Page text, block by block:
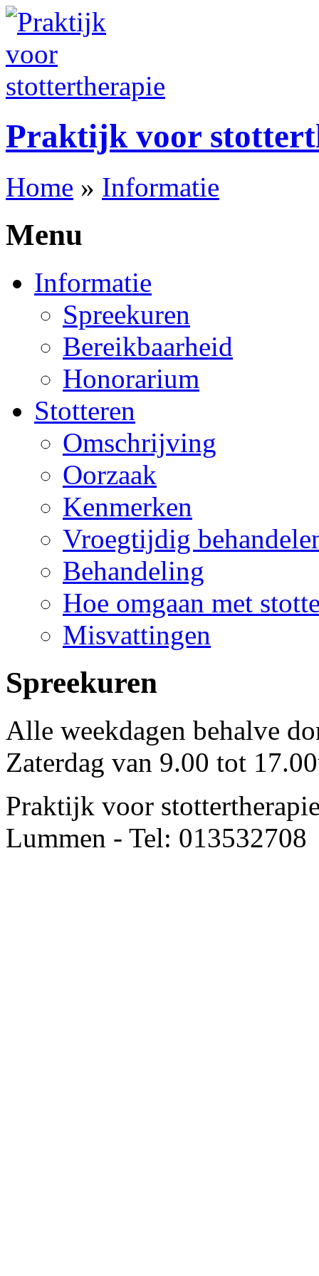
Praktijk voor
Home » Informatie
Menu
Informatie
Spreekuren
Bereikbaarheid
Honorarium
Stotteren
Omschrijving
Oorzaak
Kenmerken
Vroegtijdig
Behandeling
Hoe omgaan met
Misvattingen
Spreekuren
Alle weekdagen behalve
Zaterdag van 9.00 tot
Praktijk voor
Lummen - Tel: 013532708